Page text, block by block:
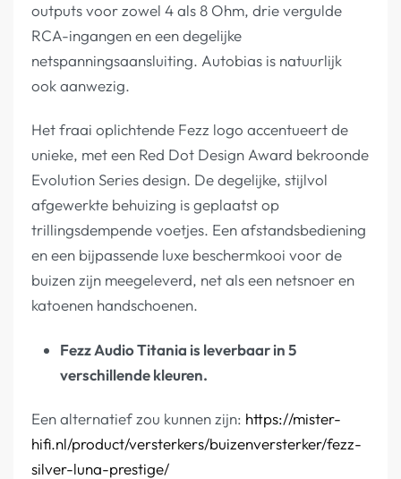
outputs voor zowel 4 als 8 Ohm, drie vergulde
RCA-ingangen en een degelijke
netspanningsaansluiting. Autobias is natuurlijk
ook aanwezig.
Het fraai oplichtende Fezz logo accentueert de
unieke, met een Red Dot Design Award bekroonde
Evolution Series design. De degelijke, stijlvol
afgewerkte behuizing is geplaatst op
trillingsdempende voetjes. Een afstandsbediening
en een bijpassende luxe beschermkooi voor de
buizen zijn meegeleverd, net als een netsnoer en
katoenen handschoenen.
Fezz Audio Titania is leverbaar in 5
verschillende kleuren.
Een alternatief zou kunnen zijn: https://mister-
hifi.nl/product/versterkers/buizenversterker/fezz-
silver-luna-prestige/